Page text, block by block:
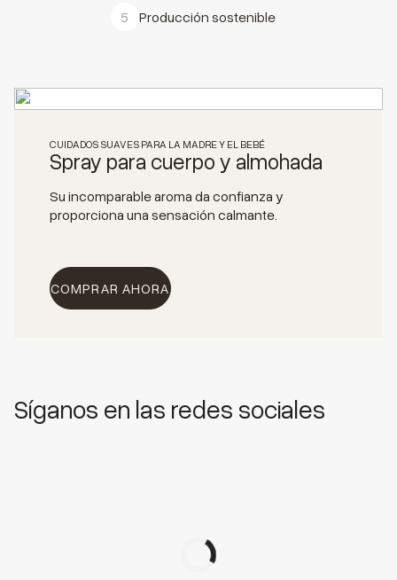
5 Producción sostenible
CUIDADOS SUAVES PARA LA MADRE Y EL BEBÉ
Spray para cuerpo y almohada
Su incomparable aroma da confianza y
proporciona una sensación calmante.
COMPRAR AHORA
Síganos en las redes sociales